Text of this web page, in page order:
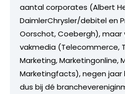
aantal corporates (Albert
DaimlerChrysler/debitel en
Oorschot, Coebergh), maar
vakmedia (Telecommerce,
Marketing, Marketingonline,
Marketingfacts), negen jaar
dus bij dé